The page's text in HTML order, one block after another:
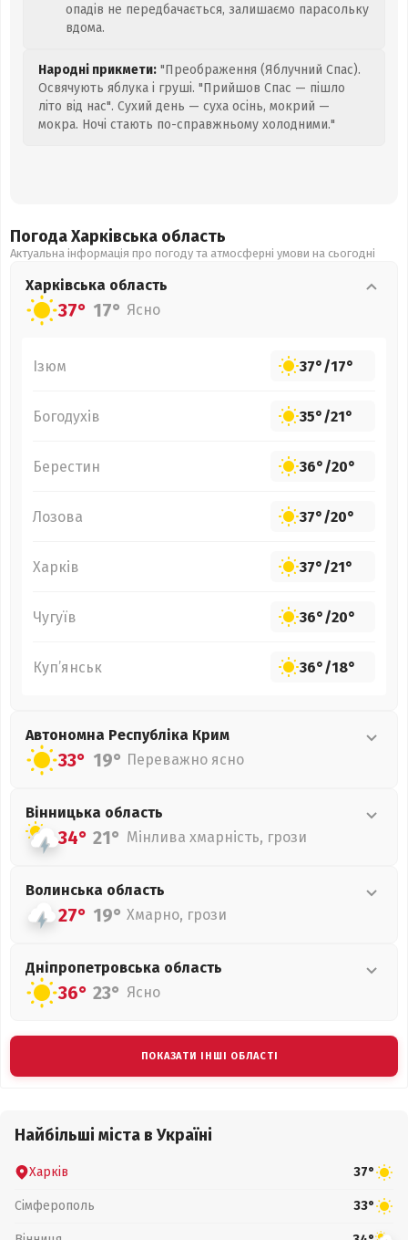
опадів не передбачається, залишаємо парасольку
вдома.
Народні прикмети: "Преображення (Яблучний Спас).
Освячують яблука і груші. "Прийшов Спас — пішло
літо від нас". Сухий день — суха осінь, мокрий —
мокра. Ночі стають по-справжньому холодними."
Погода Харківська область
Актуальна інформація про погоду та атмосферні умови на сьогодні
Харківська область
37° 17° Ясно
Ізюм 37°/17°
Богодухів 35°/21°
Берестин 36°/20°
Лозова 37°/20°
Харків 37°/21°
Чугуїв 36°/20°
Куп’янськ 36°/18°
Автономна Республіка Крим
33° 19° Переважно ясно
Вінницька область
34° 21° Мінлива хмарність, грози
Волинська область
27° 19° Хмарно, грози
Дніпропетровська область
36° 23° Ясно
ПОКАЗАТИ ІНШІ ОБЛАСТІ
Найбільші міста в Україні
Харків 37°
Сімферополь 33°